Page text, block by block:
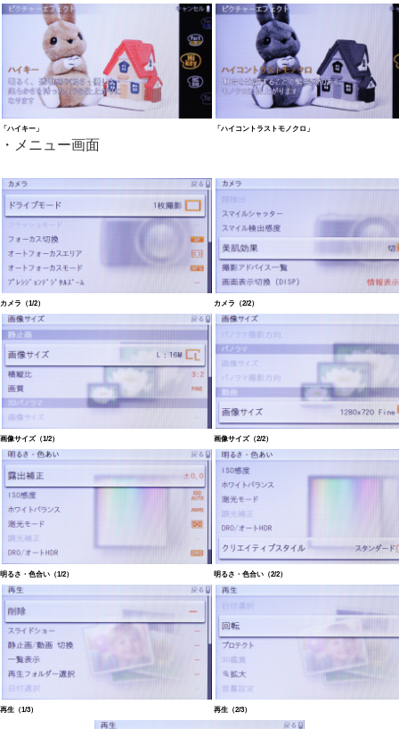
「ハイキー」 「ハイコントラストモノクロ」
・メニュー画面
カメラ（1/2） カメラ（2/2）
画像サイズ（1/2） 画像サイズ（2/2）
明るさ・色合い（1/2） 明るさ・色合い（2/2）
再生（1/3） 再生（2/3）